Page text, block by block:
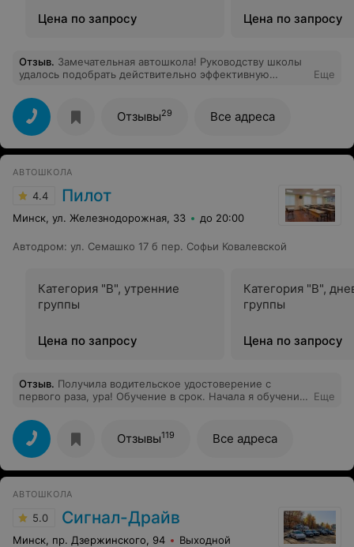
Цена по запросу Цена по запросу
Отзыв. Замечательная автошкола! Руководству школы
удалось подобрать действительно эффективную
благодарность Виктору Сергеевичу, преподавателю по
теории, и Олегу Васильевичу, инструктору по
вождению, за великолепную работу и бесценные
знания и навыки, которые они помогли приобрести. В
процессе обучения неоднократно возникала
командировки, тем не менее администрация в лице
замдиректора Валерия Владимировича и
преподаватели всегда шли навстречу и помогали
находить решения, удобные для обеих сторон.
Экзамены в ГАИ сдал с первого раза. Рекомендую!
Еще
Отзывы29 Все адреса
АВТОШКОЛА
4.4 Пилот
Минск, ул. Железнодорожная, 33 до 20:00
Автодром: ул. Семашко 17 б пер. Софьи Ковалевской
Категория "B", утренние
группы
Цена по запросу
Категория "B",
группы
Цена по запросу
Отзыв. Получила водительское удостоверение с
первого раза, ура! Обучение в срок. Начала я обучение
водительское! Всё было круто, шла всегда с радостью
на каждое занятие. Спасибо Вам огромное!
Преподаватель, инструктор мне очень понравились.
Буду рекомендовать Вас!
Еще
Отзывы119 Все адреса
АВТОШКОЛА
5.0 Сигнал-Драйв
Минск, пр. Дзержинского, 94 Выходной